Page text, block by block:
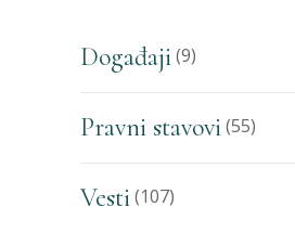
Događaji(9)
Pravni stavovi(55)
Vesti(107)